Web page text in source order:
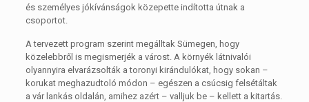
és személyes jókívánságok közepette indította útnak a
csoportot.
A tervezett program szerint megálltak Sümegen, hogy
közelebbről is megismerjék a várost. A környék látnivalói
olyannyira elvarázsolták a toronyi kirándulókat, hogy sokan –
korukat meghazudtoló módon – egészen a csúcsig felsétáltak
a vár lankás oldalán, amihez azért – valljuk be – kellett a kitartás.